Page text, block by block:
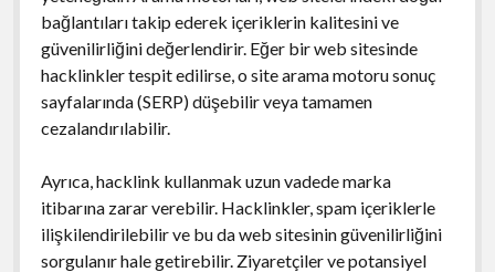
bağlantıları takip ederek içeriklerin kalitesini ve
güvenilirliğini değerlendirir. Eğer bir web sitesinde
hacklinkler tespit edilirse, o site arama motoru sonuç
sayfalarında (SERP) düşebilir veya tamamen
cezalandırılabilir.
Ayrıca, hacklink kullanmak uzun vadede marka
itibarına zarar verebilir. Hacklinkler, spam içeriklerle
ilişkilendirilebilir ve bu da web sitesinin güvenilirliğini
sorgulanır hale getirebilir. Ziyaretçiler ve potansiyel